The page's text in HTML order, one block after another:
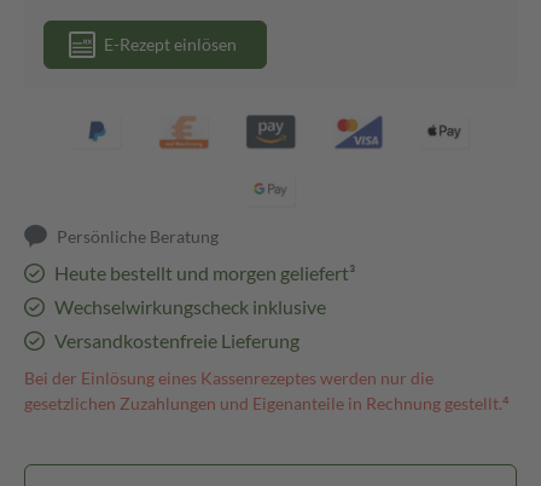
E-Rezept einlösen
Persönliche Beratung
Heute bestellt und morgen geliefert³
Wechselwirkungscheck inklusive
Versandkostenfreie Lieferung
Bei der Einlösung eines Kassenrezeptes werden nur die
gesetzlichen Zuzahlungen und Eigenanteile in Rechnung gestellt.⁴